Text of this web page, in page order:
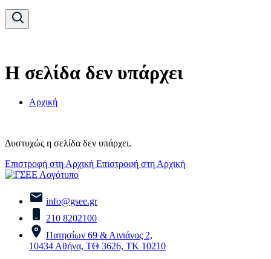
Η σελίδα δεν υπάρχει
Αρχική
Δυστυχώς η σελίδα δεν υπάρχει.
Επιστροφή στη Αρχική Επιστροφή στη Αρχική
info@gsee.gr
210 8202100
Πατησίων 69 & Αινιάνος 2,
10434 Αθήνα, ΤΘ 3626, ΤΚ 10210